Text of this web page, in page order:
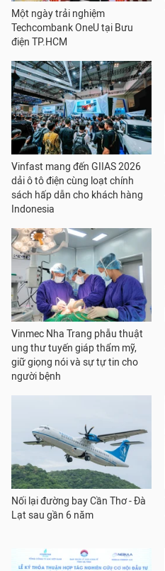
Một ngày trải nghiệm
Techcombank OneU tại Bưu
điện TP.HCM
Vinfast mang đến GIIAS 2026
dải ô tô điện cùng loạt chính
sách hấp dẫn cho khách hàng
Indonesia
Vinmec Nha Trang phẫu thuật
ung thư tuyến giáp thẩm mỹ,
giữ giọng nói và sự tự tin cho
người bệnh
Nối lại đường bay Cần Thơ - Đà
Lạt sau gần 6 năm